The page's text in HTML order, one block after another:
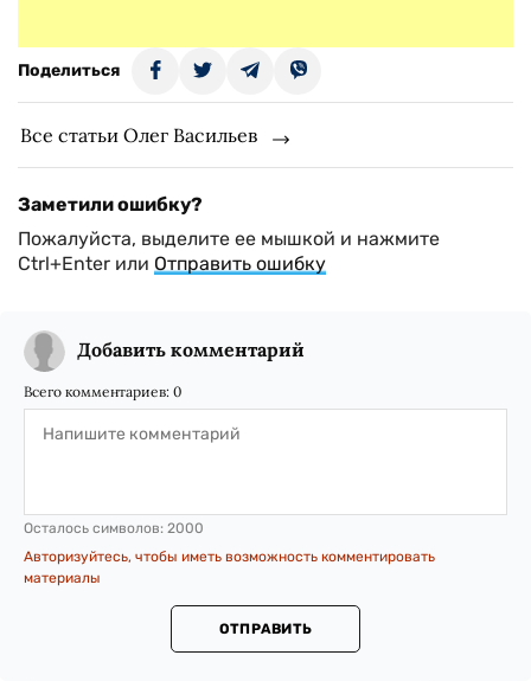
Поделиться
Все статьи Олег Васильев
Заметили ошибку?
Пожалуйста, выделите ее мышкой и нажмите
Ctrl+Enter или Отправить ошибку
Добавить комментарий
Всего комментариев: 0
Осталось символов: 2000
Авторизуйтесь, чтобы иметь возможность комментировать
материалы
ОТПРАВИТЬ